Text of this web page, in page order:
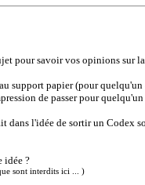
pour savoir vos opinions sur
support papier (pour
de passer pour
dans l'idée de sortir un Codex
idée ?
sont interdits ici ... )